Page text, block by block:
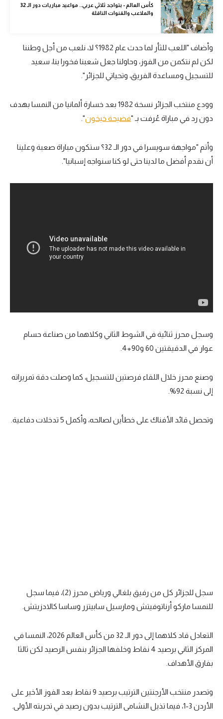
ميركاتو
تحقيق في الجول
تقرير في الجول
تحليل في الجول
كويز في الجول
فيديو في الجول
كأس العالم - بتواجد ثلاثي عربي.. مواعيد مباريات دور الـ 32
والملاعب والقنوات الناقلة
وأضاف "اللعب للثأر لما حدث عام 1982؟ لا، نلعب من أجل وطننا
لكن لم نتكمن من الفوز، وحاولنا جعل شعبنا فخورا بنا، سعيد
للتسجيل ومساعدة الفريق، وتحياتي للجزائر".
وودع منتخب الجزائر نسخة 1982 بعد خسارة ألمانيا من النمسا بهدف
دون رد في مباراة عُرفت بـ "فضيحة خيخون".
وأتم "مواجهة سويسرا في دور الـ 32؟ ستكون مباراة صعبة وعلينا
أن نقدم أفضل ما لدينا حتى لو كنا سنواجه إسبانيا".
وسجل محرز ثنائية في الشوط الثاني وكلاهما من صناعة حسام
عوار في الدقيقتين 60 و90+4.
وصنع محرز خلال اللقاء فرصتين للتسجيل، كما وصلت دقة تمريراته
إلى نسبة 92%.
وتحصل قائد الأفناك على خطأين لصالحه، وأكمل 5 تدخلات دفاعية.
سجل للجزائر كل من رفيق بلغالي ورياض محرز (2)، فيما سجل
للنمسا ماركو أرناتوفيتش ومارسيل سابيتزر وساسا كالادزيتش.
التعادل قاد كلاهما إلى دور الـ 32 من كأس العالم 2026، النمسا في
المركز الثاني برصيد 4 نقاط وخلفها الجزائر بنفس الرصيد لكن ثالثا
بفارق الأهداف.
وتصدر منتخب الأرجنتين الترتيب برصيد 9 نقاط بعد الفوز الأخير على
الأردن 3-1، فيما تذيل النشامى الترتيب بدون رصيد في تجربته الأولى.